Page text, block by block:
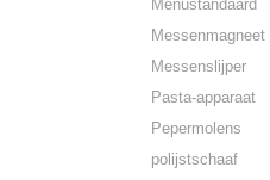
Menustandaard
Messenmagneet
Messenslijper
Pasta-apparaat
Pepermolens
polijstschaaf